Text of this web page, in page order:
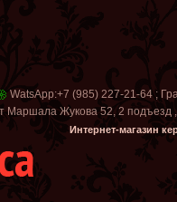
WatsApp:+7 (985) 227-21-64 ;
Маршала Жукова 52, 2 подъезд
Интернет-магазин